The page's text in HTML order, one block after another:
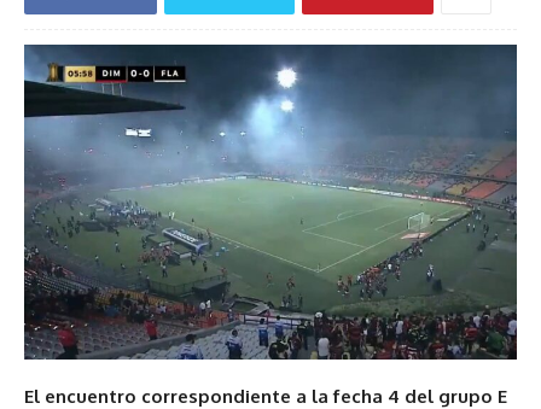
El encuentro correspondiente a la fecha 4 del grupo E